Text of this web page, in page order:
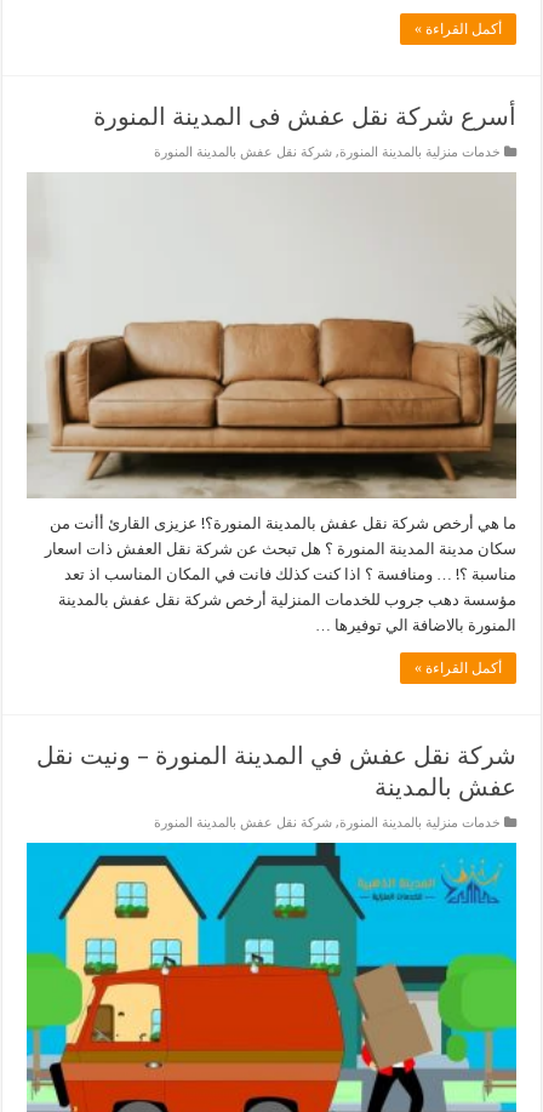
أكمل القراءة »
أسرع شركة نقل عفش فى المدينة المنورة
خدمات منزلية بالمدينة المنورة,شركة نقل عفش بالمدينة المنورة
ما هي أرخص شركة نقل عفش بالمدينة المنورة؟! عزيزى القارئ أأنت من
سكان مدينة المدينة المنورة ؟ هل تبحث عن شركة نقل العفش ذات اسعار
مناسبة ؟! … ومنافسة ؟ اذا كنت كذلك فانت في المكان المناسب اذ تعد
مؤسسة دهب جروب للخدمات المنزلية أرخص شركة نقل عفش بالمدينة
المنورة بالاضافة الي توفيرها …
أكمل القراءة »
شركة نقل عفش في المدينة المنورة – ونيت نقل
عفش بالمدينة
خدمات منزلية بالمدينة المنورة,شركة نقل عفش بالمدينة المنورة